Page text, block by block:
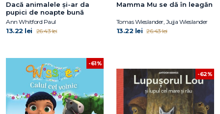
Dacă animalele și-ar da
pupici de noapte bună
Ann Whitford Paul
13.22 lei 26.43 lei
Mamma Mu se dă în leagăn
Tomas Wieslander, Jujja Wieslander
13.22 lei 26.43 lei
-61%
-62%